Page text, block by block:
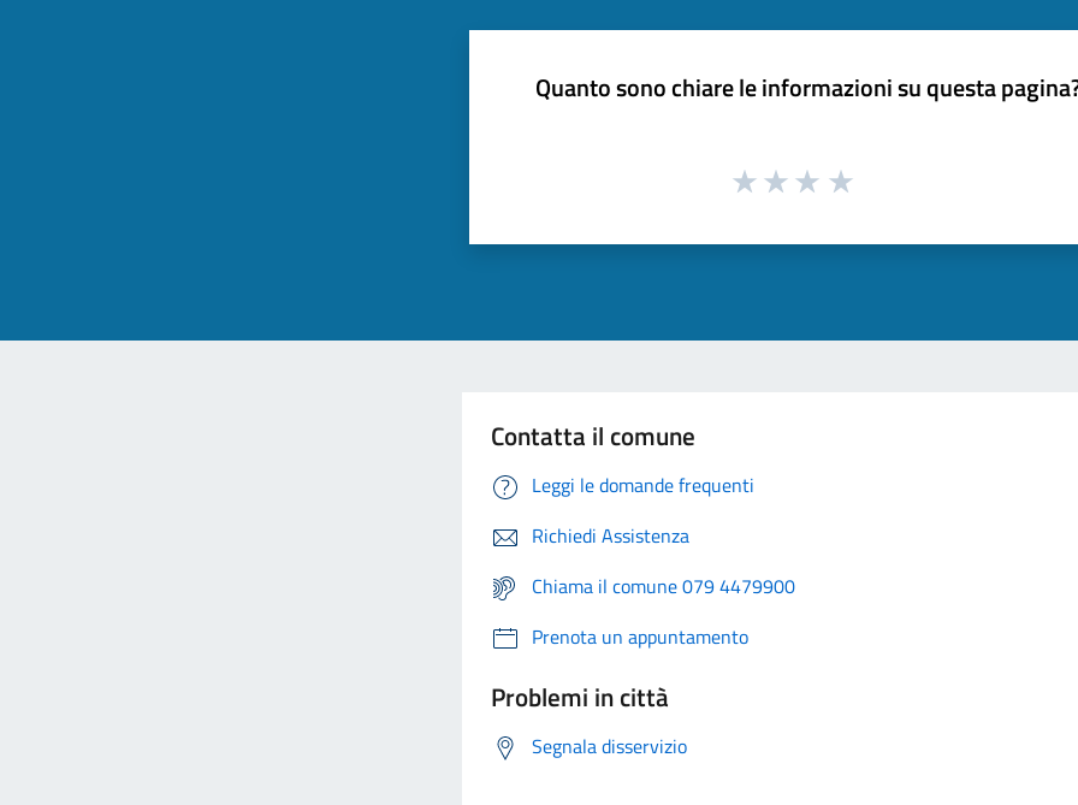
Quanto sono chiare le informazioni su questa
Contatta il comune
Leggi le domande frequenti
Richiedi Assistenza
Chiama il comune 079 4479900
Prenota un appuntamento
Problemi in città
Segnala disservizio